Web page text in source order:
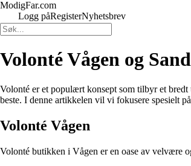
ModigFar.com
Logg påRegisterNyhetsbrev
Volonté Vågen og
Volonté er et populært konsept som tilbyr et
beste. I denne artikkelen vil vi fokusere spesielt
Volonté Vågen
Volonté butikken i Vågen er en oase av velvære